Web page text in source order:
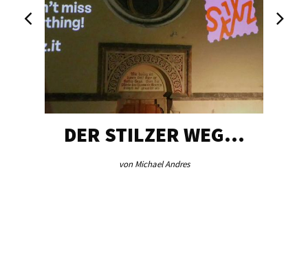
DER STILZER WEG…
von Michael Andres